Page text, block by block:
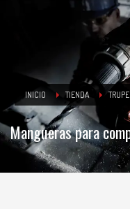
INICIO TIENDA
Mangueras para